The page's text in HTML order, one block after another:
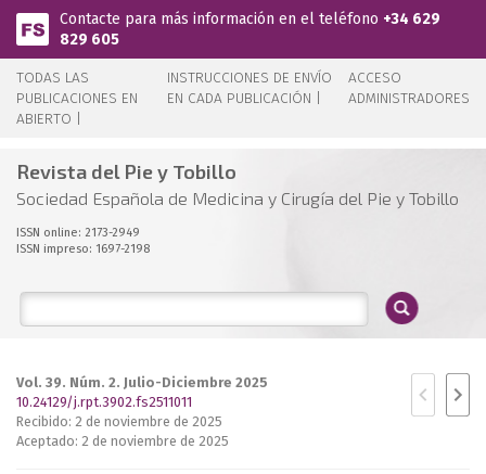
Pasar al contenido principal
Contacte para más información en el teléfono +34 629
829 605
TODAS LAS
PUBLICACIONES EN
ABIERTO |
INSTRUCCIONES DE ENVÍO
EN CADA PUBLICACIÓN |
ACCESO
ADMINISTRADORES
Revista del Pie y Tobillo
Sociedad Española de Medicina y Cirugía del Pie y Tobillo
ISSN online: 2173-2949
ISSN impreso: 1697-2198
Vol. 39. Núm. 2. Julio-Diciembre 2025
10.24129/j.rpt.3902.fs2511011
Recibido: 2 de noviembre de 2025
Aceptado: 2 de noviembre de 2025